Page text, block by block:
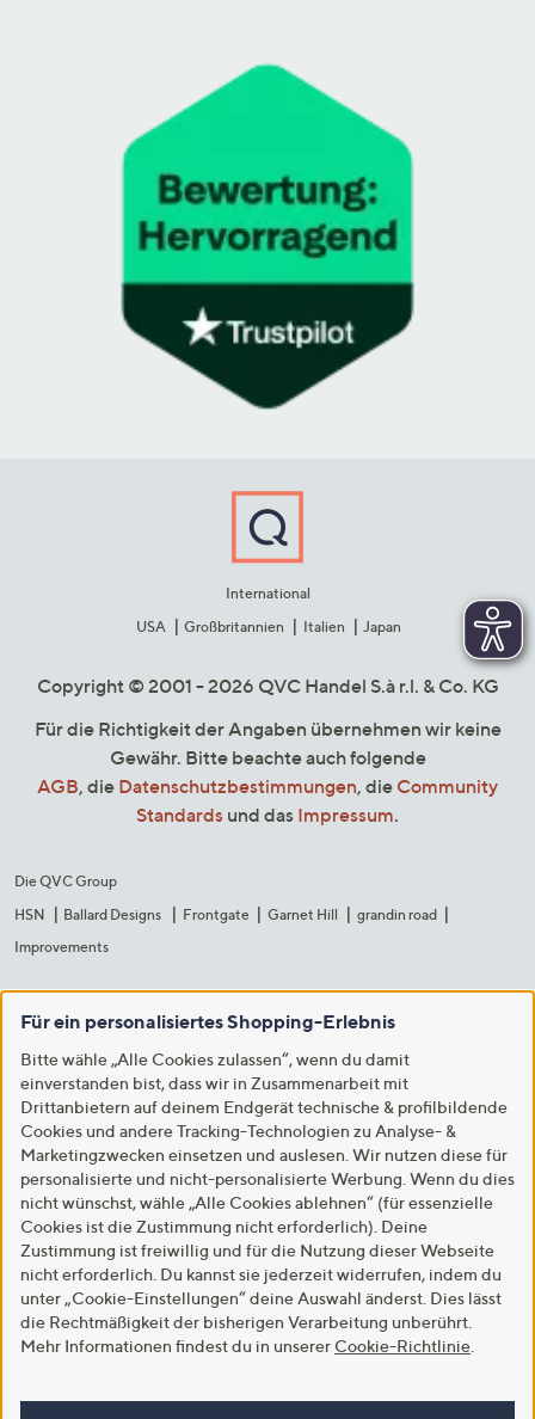
International
USA
Großbritannien Italien Japan
Copyright © 2001 - 2026 QVC Handel S.à r.l. & Co. KG
Für die Richtigkeit der Angaben übernehmen wir keine
Gewähr. Bitte beachte auch folgende
AGB, die Datenschutzbestimmungen, die Community
Standards und das Impressum.
Die QVC Group
HSN
Ballard Designs Frontgate Garnet Hill
grandin road
Improvements
Für ein personalisiertes Shopping-Erlebnis
Bitte wähle „Alle Cookies zulassen“, wenn du damit
einverstanden bist, dass wir in Zusammenarbeit mit
Drittanbietern auf deinem Endgerät technische & profilbildende
Cookies und andere Tracking-Technologien zu Analyse- &
Marketingzwecken einsetzen und auslesen. Wir nutzen diese für
personalisierte und nicht-personalisierte Werbung. Wenn du dies
nicht wünschst, wähle „Alle Cookies ablehnen“ (für essenzielle
Cookies ist die Zustimmung nicht erforderlich). Deine
Zustimmung ist freiwillig und für die Nutzung dieser Webseite
nicht erforderlich. Du kannst sie jederzeit widerrufen, indem du
unter „Cookie-Einstellungen“ deine Auswahl änderst. Dies lässt
die Rechtmäßigkeit der bisherigen Verarbeitung unberührt.
Mehr Informationen findest du in unserer Cookie-Richtlinie